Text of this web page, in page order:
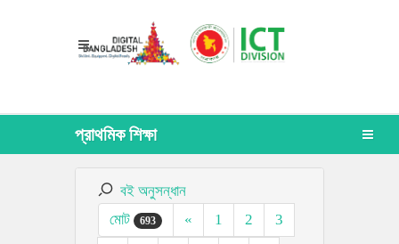
প্রাথমিক শিক্ষা
বই অনুসন্ধান
মোট
693 « 1 2
3